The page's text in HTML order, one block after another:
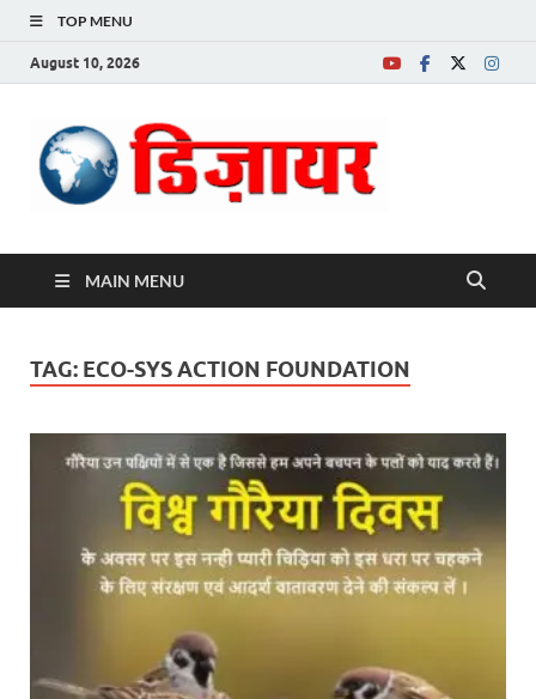
TOP MENU
August 10, 2026
MAIN MENU
TAG: ECO-SYS ACTION FOUNDATION